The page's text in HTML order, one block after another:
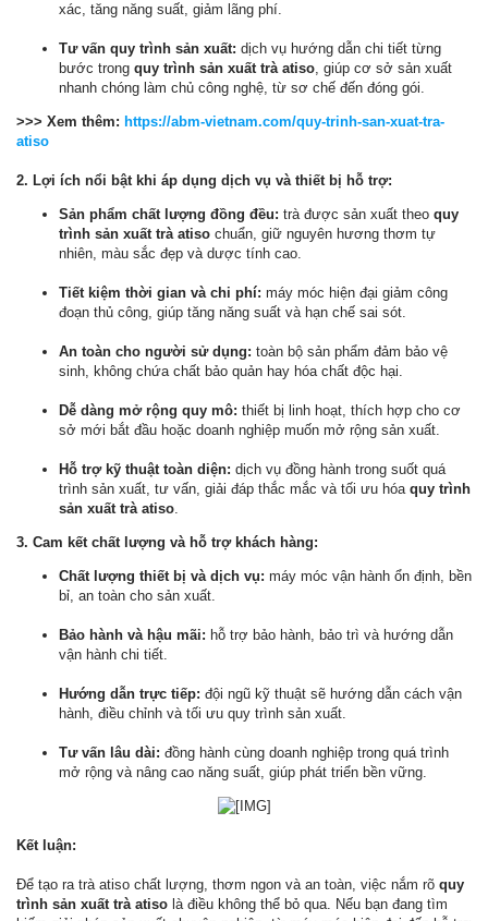
xác, tăng năng suất, giảm lãng phí.
Tư vấn quy trình sản xuất: dịch vụ hướng dẫn chi tiết từng
bước trong quy trình sản xuất trà atiso, giúp cơ sở sản xuất
nhanh chóng làm chủ công nghệ, từ sơ chế đến đóng gói.
>>> Xem thêm: https://abm-vietnam.com/quy-trinh-san-xuat-tra-
atiso
2. Lợi ích nổi bật khi áp dụng dịch vụ và thiết bị hỗ trợ:
Sản phẩm chất lượng đồng đều: trà được sản xuất theo quy
trình sản xuất trà atiso chuẩn, giữ nguyên hương thơm tự
nhiên, màu sắc đẹp và dược tính cao.
Tiết kiệm thời gian và chi phí: máy móc hiện đại giảm công
đoạn thủ công, giúp tăng năng suất và hạn chế sai sót.
An toàn cho người sử dụng: toàn bộ sản phẩm đảm bảo vệ
sinh, không chứa chất bảo quản hay hóa chất độc hại.
Dễ dàng mở rộng quy mô: thiết bị linh hoạt, thích hợp cho cơ
sở mới bắt đầu hoặc doanh nghiệp muốn mở rộng sản xuất.
Hỗ trợ kỹ thuật toàn diện: dịch vụ đồng hành trong suốt quá
trình sản xuất, tư vấn, giải đáp thắc mắc và tối ưu hóa quy trình
sản xuất trà atiso.
3. Cam kết chất lượng và hỗ trợ khách hàng:
Chất lượng thiết bị và dịch vụ: máy móc vận hành ổn định, bền
bỉ, an toàn cho sản xuất.
Bảo hành và hậu mãi: hỗ trợ bảo hành, bảo trì và hướng dẫn
vận hành chi tiết.
Hướng dẫn trực tiếp: đội ngũ kỹ thuật sẽ hướng dẫn cách vận
hành, điều chỉnh và tối ưu quy trình sản xuất.
Tư vấn lâu dài: đồng hành cùng doanh nghiệp trong quá trình
mở rộng và nâng cao năng suất, giúp phát triển bền vững.
Kết luận:
Để tạo ra trà atiso chất lượng, thơm ngon và an toàn, việc nắm rõ quy
trình sản xuất trà atiso là điều không thể bỏ qua. Nếu bạn đang tìm